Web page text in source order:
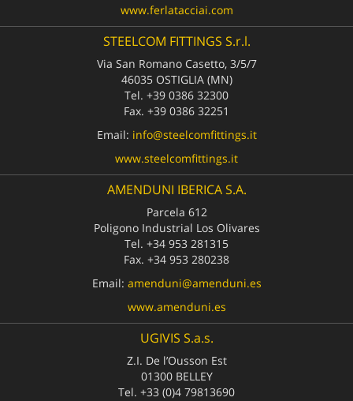
www.ferlatacciai.com
STEELCOM FITTINGS S.r.l.
Via San Romano Casetto, 3/5/7
46035 OSTIGLIA (MN)
Tel. +39 0386 32300
Fax. +39 0386 32251
Email: info@steelcomfittings.it
www.steelcomfittings.it
AMENDUNI IBERICA S.A.
Parcela 612
Poligono Industrial Los Olivares
Tel. +34 953 281315
Fax. +34 953 280238
Email: amenduni@amenduni.es
www.amenduni.es
UGIVIS S.a.s.
Z.I. De l’Ousson Est
01300 BELLEY
Tel. +33 (0)4 79813690